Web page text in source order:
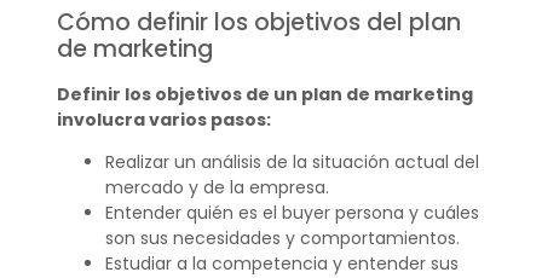
Cómo definir los objetivos del plan
de marketing
Definir los objetivos de un plan de marketing
involucra varios pasos:
Realizar un análisis de la situación actual del
mercado y de la empresa.
Entender quién es el buyer persona y cuáles
son sus necesidades y comportamientos.
Estudiar a la competencia y entender sus